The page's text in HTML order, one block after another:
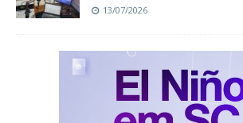
13/07/2026